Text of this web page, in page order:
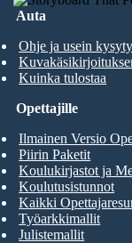
Auta
Ohje ja usein
Kuinka tulostaa
Opettajille
Ilmainen Versio
Piirin Paketit
Koulukirjastot ja
Koulutusistunnot
Kaikki
Työarkkimallit
Julistemallit